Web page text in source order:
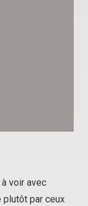
à voir avec
plutôt par ceux